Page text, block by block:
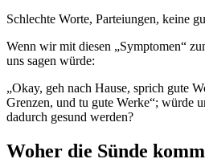
Schlechte Worte, Parteiungen, keine
Wenn wir mit diesen „Symptomen“
uns sagen würde:
„Okay, geh nach Hause, sprich gute
Grenzen, und tu gute Werke“; würde
dadurch gesund werden?
Woher die Sünde